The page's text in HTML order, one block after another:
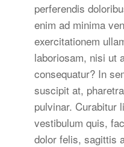
perferendis
enim ad minima
exercitationem
laboriosam, nisi ut
consequatur? In
suscipit at,
pulvinar. Curabitur
vestibulum quis,
dolor felis, sagittis